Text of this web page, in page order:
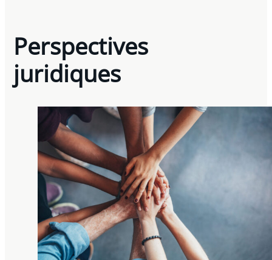
Perspectives
juridiques